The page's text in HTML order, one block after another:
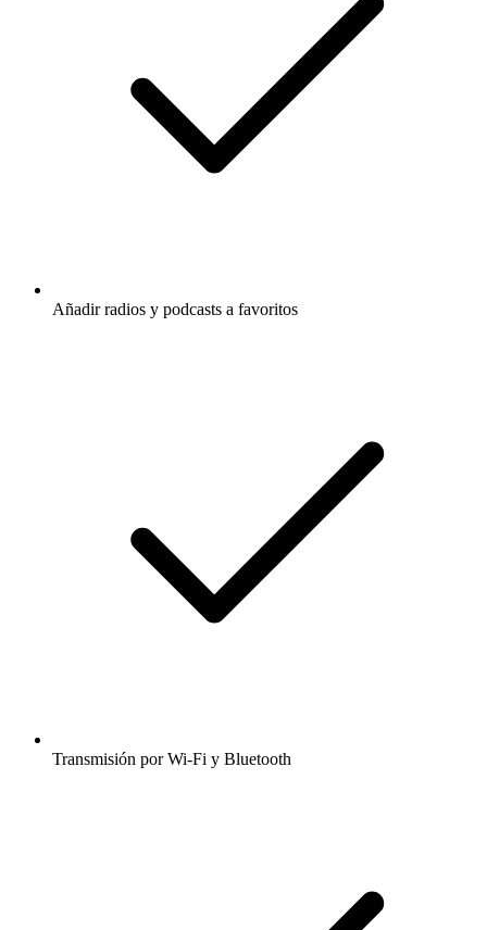
Añadir radios y podcasts a favoritos
Transmisión por Wi-Fi y Bluetooth